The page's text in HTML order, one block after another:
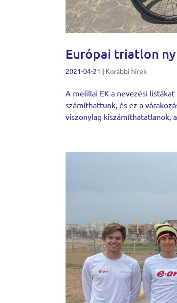
Európai triatlon
2021-04-21 | Korábbi hírek
A melillai EK a nevezési
számíthattunk, és ez a
viszonylag kiszámíthatatlanok,